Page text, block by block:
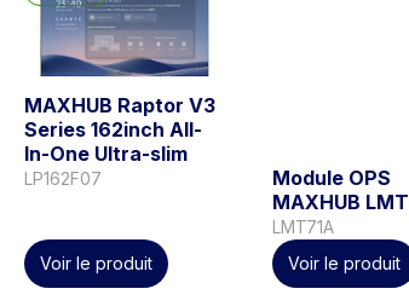
MAXHUB Raptor V3
Series 162inch All-
In-One Ultra-slim
LP162F07
Voir le produit
Module OPS
MAXHUB
LMT71A
Voir le produit